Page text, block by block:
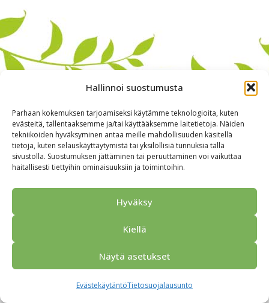
Hallinnoi suostumusta
Parhaan kokemuksen tarjoamiseksi käytämme teknologioita, kuten
evästeitä, tallentaaksemme ja/tai käyttääksemme laitetietoja. Näiden
tekniikoiden hyväksyminen antaa meille mahdollisuuden käsitellä
tietoja, kuten selauskäyttäytymistä tai yksilöllisiä tunnuksia tällä
sivustolla. Suostumuksen jättäminen tai peruuttaminen voi vaikuttaa
haitallisesti tiettyihin ominaisuuksiin ja toimintoihin.
Hyväksy
Kiellä
Näytä asetukset
EvästekäytäntöTietosuojalausunto
Alkuun Ryhmille Kokous & Ohjelmat
Yhteistyökumppanit
Tarjouspyyntö
Anna palautetta
Tietosuojaseloste
© 2026 Porvoo Tours - matkanjärjestäjä / FPW